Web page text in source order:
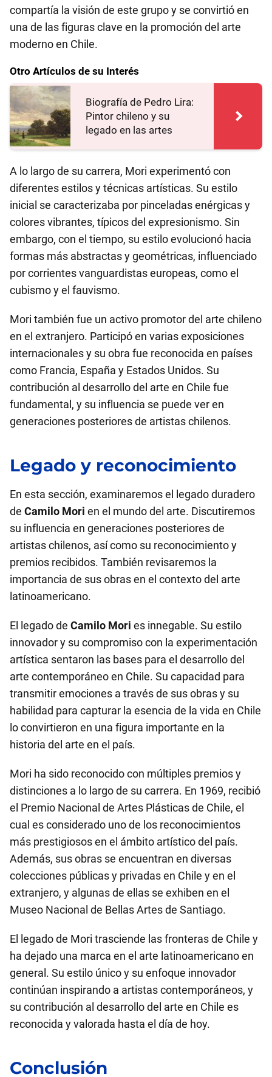
compartía la visión de este grupo y se convirtió en
una de las figuras clave en la promoción del arte
moderno en Chile.
Otro Artículos de su Interés
Biografía de Pedro Lira:
Pintor chileno y su
legado en las artes
A lo largo de su carrera, Mori experimentó con
diferentes estilos y técnicas artísticas. Su estilo
inicial se caracterizaba por pinceladas enérgicas y
colores vibrantes, típicos del expresionismo. Sin
embargo, con el tiempo, su estilo evolucionó hacia
formas más abstractas y geométricas, influenciado
por corrientes vanguardistas europeas, como el
cubismo y el fauvismo.
Mori también fue un activo promotor del arte chileno
en el extranjero. Participó en varias exposiciones
internacionales y su obra fue reconocida en países
como Francia, España y Estados Unidos. Su
contribución al desarrollo del arte en Chile fue
fundamental, y su influencia se puede ver en
generaciones posteriores de artistas chilenos.
Legado y reconocimiento
En esta sección, examinaremos el legado duradero
de Camilo Mori en el mundo del arte. Discutiremos
su influencia en generaciones posteriores de
artistas chilenos, así como su reconocimiento y
premios recibidos. También revisaremos la
importancia de sus obras en el contexto del arte
latinoamericano.
El legado de Camilo Mori es innegable. Su estilo
innovador y su compromiso con la experimentación
artística sentaron las bases para el desarrollo del
arte contemporáneo en Chile. Su capacidad para
transmitir emociones a través de sus obras y su
habilidad para capturar la esencia de la vida en Chile
lo convirtieron en una figura importante en la
historia del arte en el país.
Mori ha sido reconocido con múltiples premios y
distinciones a lo largo de su carrera. En 1969, recibió
el Premio Nacional de Artes Plásticas de Chile, el
cual es considerado uno de los reconocimientos
más prestigiosos en el ámbito artístico del país.
Además, sus obras se encuentran en diversas
colecciones públicas y privadas en Chile y en el
extranjero, y algunas de ellas se exhiben en el
Museo Nacional de Bellas Artes de Santiago.
El legado de Mori trasciende las fronteras de Chile y
ha dejado una marca en el arte latinoamericano en
general. Su estilo único y su enfoque innovador
continúan inspirando a artistas contemporáneos, y
su contribución al desarrollo del arte en Chile es
reconocida y valorada hasta el día de hoy.
Conclusión